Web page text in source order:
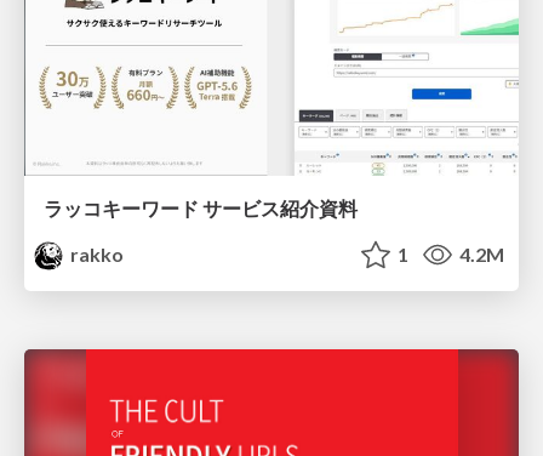
ラッコキーワード サービス紹介資料
rakko
1 4.2M